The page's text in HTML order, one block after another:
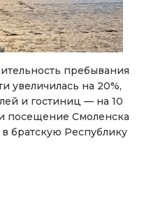
пребывания
увеличилась на 20%,
и гостиниц — на 10
посещение Смоленска
братскую Республику